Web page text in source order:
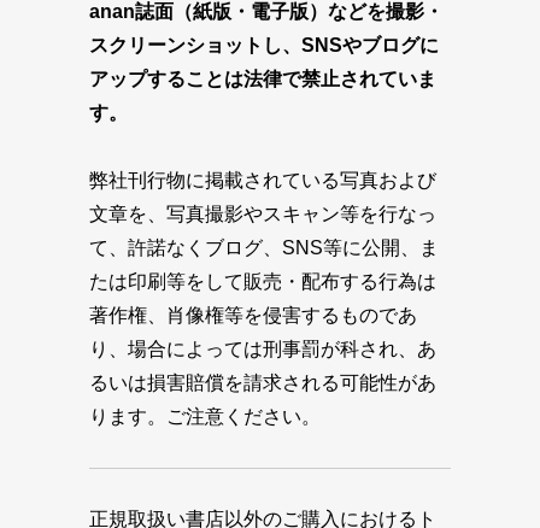
anan誌面（紙版・電子版）などを撮影・
スクリーンショットし、SNSやブログに
アップすることは法律で禁止されていま
す。
弊社刊行物に掲載されている写真および
文章を、写真撮影やスキャン等を行なっ
て、許諾なくブログ、SNS等に公開、ま
たは印刷等をして販売・配布する行為は
著作権、肖像権等を侵害するものであ
り、場合によっては刑事罰が科され、あ
るいは損害賠償を請求される可能性があ
ります。ご注意ください。
正規取扱い書店以外のご購入におけるト